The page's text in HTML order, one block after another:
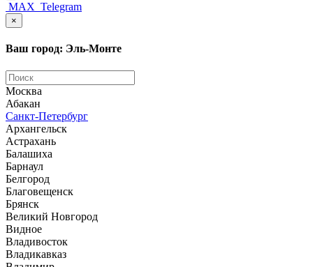
MAX Telegram
×
Ваш город: Эль-Монте
Москва
Абакан
Санкт-Петербург
Архангельск
Астрахань
Балашиха
Барнаул
Белгород
Благовещенск
Брянск
Великий Новгород
Видное
Владивосток
Владикавказ